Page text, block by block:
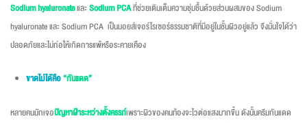
Sodium hyaluronateและSodium PCAที่ช่วยเติมเต็มความชุ่มชื้นด้วยส่วนผสมของ Sodium
hyaluronate และ Sodium PCA เป็นมอยส์เจอร์ไรเซอร์ธรรมชาติที่มีอยู่ในชั้นผิวอยู่แล้ว จึงมั่นใจได้ว่า
ปลอดภัยและไม่ก่อให้เกิดการแพ้หรือระคายเคือง
ขาดไม่ได้คือ“กันแดด”
หลายคนมักเจอปัญหาฝ้าระหว่างตั้งครรภ์เพราะผิวของคนท้องจะไวต่อแสงมากขึ้น ดังนั้นครีมกันแดด